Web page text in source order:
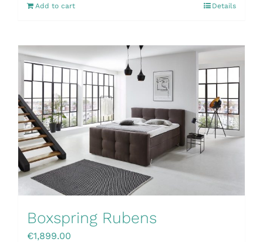
Add to cart Details
Boxspring Rubens
€1,899.00